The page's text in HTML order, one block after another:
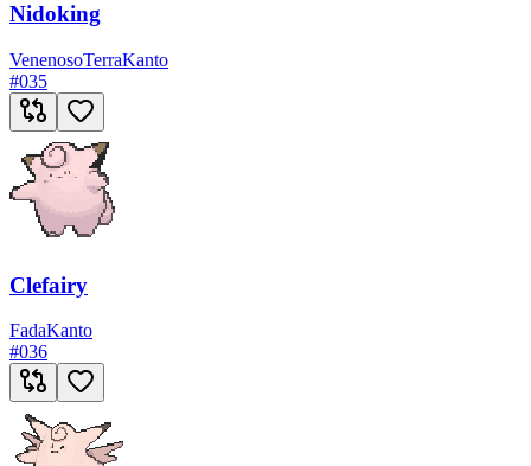
Nidoking
VenenosoTerraKanto
#035
Clefairy
FadaKanto
#036